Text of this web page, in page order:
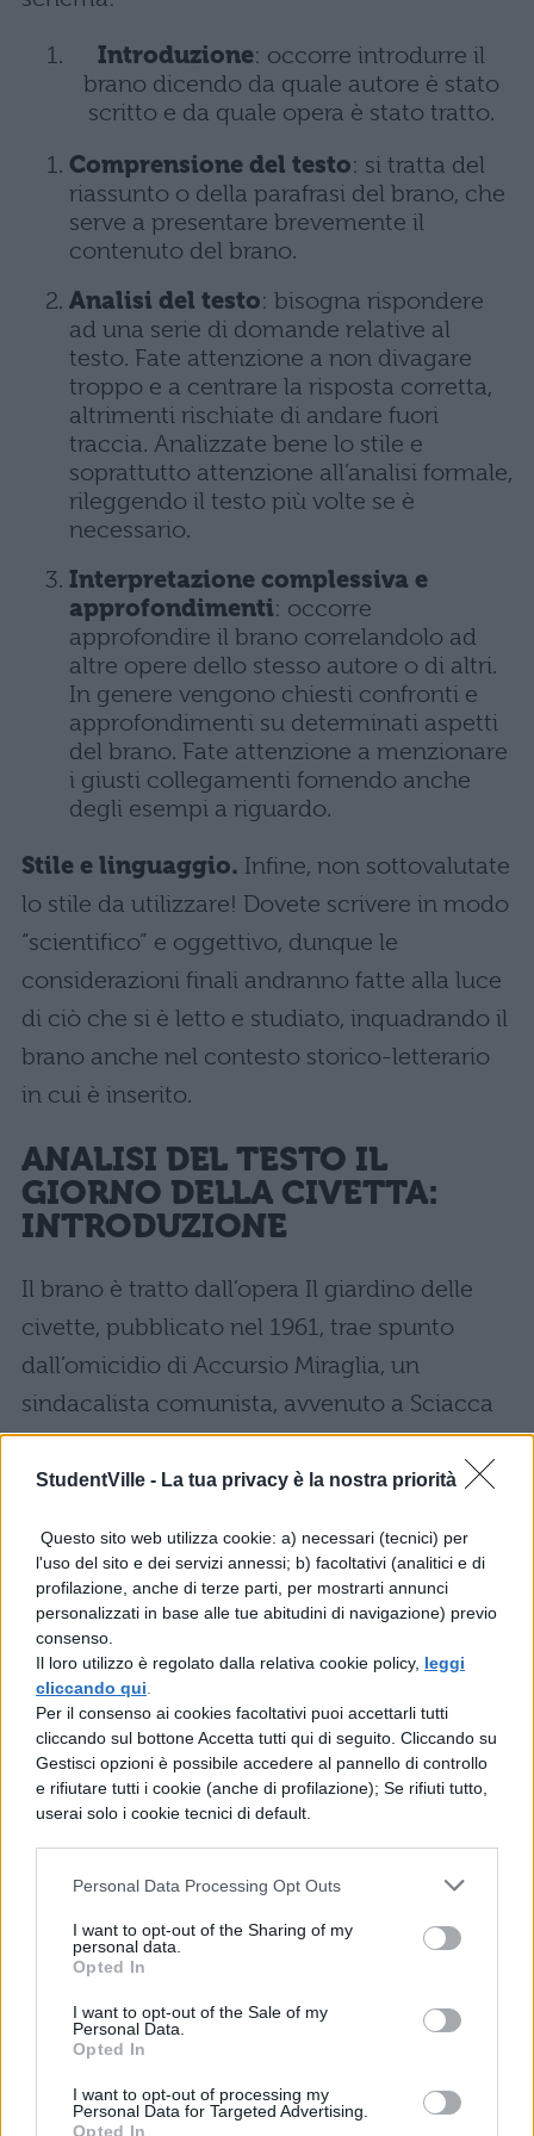
StudentVille - La tua privacy è la nostra priorità
Questo sito web utilizza cookie: a) necessari (tecnici) per
l'uso del sito e dei servizi annessi; b) facoltativi (analitici e di
profilazione, anche di terze parti, per mostrarti annunci
personalizzati in base alle tue abitudini di navigazione) previo
consenso.
Il loro utilizzo è regolato dalla relativa cookie policy, leggi
cliccando qui
Per il consenso ai cookies facoltativi puoi accettarli tutti
cliccando sul bottone Accetta tutti qui di seguito. Cliccando su
Gestisci opzioni è possibile accedere al pannello di controllo
e rifiutare tutti i cookie (anche di profilazione); Se rifiuti tutto,
userai solo i cookie tecnici di default.
Personal Data Processing Opt Outs
I want to opt-out of the Sharing of my
personal data.
Opted In
I want to opt-out of the Sale of my
Personal Data.
Opted In
I want to opt-out of processing my
Personal Data for Targeted Advertising.
Opted In
Introduzione: occorre introdurre il
brano dicendo da quale autore è stato
scritto e da quale opera è stato tratto.
Comprensione del testo: si tratta del
riassunto o della parafrasi del brano, che
serve a presentare brevemente il
contenuto del brano.
Analisi del testo: bisogna rispondere
ad una serie di domande relative al
testo. Fate attenzione a non divagare
troppo e a centrare la risposta corretta,
altrimenti rischiate di andare fuori
traccia. Analizzate bene lo stile e
soprattutto attenzione all’analisi formale,
rileggendo il testo più volte se è
necessario.
Interpretazione complessiva e
approfondimenti: occorre
approfondire il brano correlandolo ad
altre opere dello stesso autore o di altri.
In genere vengono chiesti confronti e
approfondimenti su determinati aspetti
del brano. Fate attenzione a menzionare
i giusti collegamenti fornendo anche
degli esempi a riguardo.
Stile e linguaggio. Infine, non sottovalutate
lo stile da utilizzare! Dovete scrivere in modo
“scientifico” e oggettivo, dunque le
considerazioni finali andranno fatte alla luce
di ciò che si è letto e studiato, inquadrando il
brano anche nel contesto storico-letterario
in cui è inserito.
ANALISI DEL TESTO IL
GIORNO DELLA CIVETTA:
INTRODUZIONE
Il brano è tratto dall’opera Il giardino delle
civette, pubblicato nel 1961, trae spunto
dall’omicidio di Accursio Miraglia, un
sindacalista comunista, avvenuto a Sciacca
nel gennaio del 1947 ad opera della mafia di
Cosa Nostra. Il capitano Bellodi si trova ad
Colasberna, un imprenditore edile che non
aveva voluto piegarsi alla protezione della
mafia. All’inizio delle indagini, le inchieste
devono scontrarsi con l’omertà e vari
tentativi di depistaggio. In questa storia sono
i familiari stessi a ostacolare la ricerca della
verità.
ANALISI DEL TESTO IL
GIORNO DELLA CIVETTA:
COMPRENSIONE DEL TESTO
Il Capitano Bellodi sta interloquendo con un
parente dell’omicida Salvatore Colasberna,
un piccolo imprenditore edile che, non
volendo piegare la testa di fronte alle